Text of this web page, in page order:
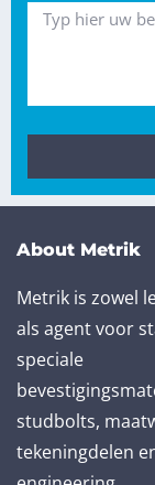
About Metrik
Metrik is zowel
als agent voor
speciale
studbolts,
tekeningdelen